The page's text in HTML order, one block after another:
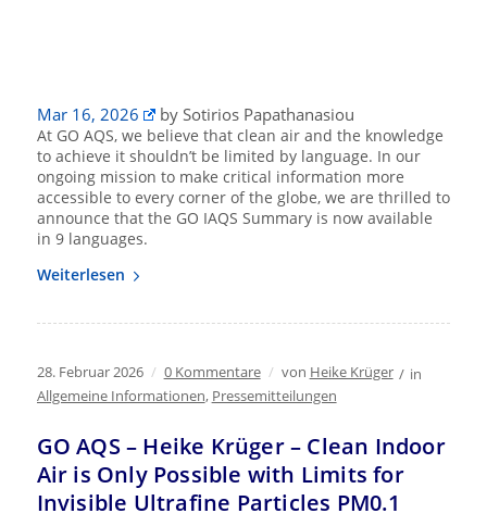
Mar 16, 2026 by Sotirios Papathanasiou
At GO AQS, we believe that clean air and the knowledge
to achieve it shouldn’t be limited by language. In our
ongoing mission to make critical information more
accessible to every corner of the globe, we are thrilled to
announce that the GO IAQS Summary is now available
in 9 languages.
Weiterlesen
28. Februar 2026 / 0 Kommentare / von Heike Krüger / in
Allgemeine Informationen, Pressemitteilungen
GO AQS – Heike Krüger – Clean Indoor
Air is Only Possible with Limits for
Invisible Ultrafine Particles PM0.1